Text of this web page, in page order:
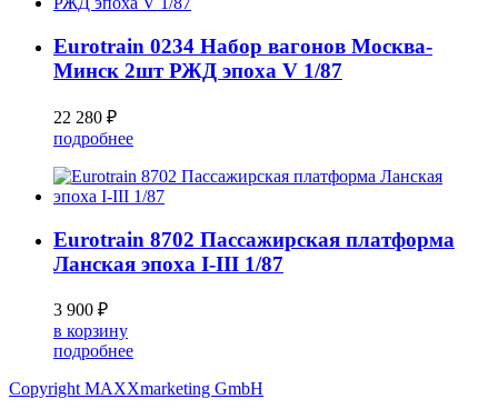
Eurotrain 0234 Набор вагонов Москва-
Минск 2шт РЖД эпоха V 1/87
22 280 ₽
подробнее
Eurotrain 8702 Пассажирская платформа
Ланская эпоха I-III 1/87
3 900 ₽
в корзину
подробнее
Copyright MAXXmarketing GmbH